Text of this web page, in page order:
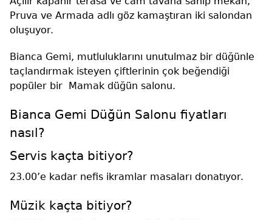
Pruva ve Armada adlı göz kamaştıran iki salondan
oluşuyor.
Bianca Gemi, mutluluklarını unutulmaz bir düğünle
taçlandırmak isteyen çiftlerinin çok beğendiği
popüler bir Mamak düğün salonu.
Bianca Gemi Düğün Salonu fiyatları
nasıl?
Servis kaçta bitiyor?
23.00’e kadar nefis ikramlar masaları donatıyor.
Müzik kaçta bitiyor?